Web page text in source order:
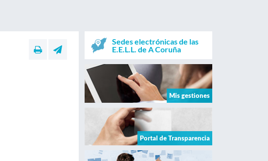
Sedes electrónicas de las
E.E.L.L. de A Coruña
Mis gestiones
Portal de Transparencia